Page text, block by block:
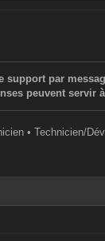
support par
peuvent servir
• Technicien/